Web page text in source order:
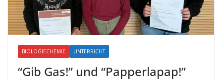
BIOLOGIECHEMIE UNTERRICHT
“Gib Gas!” und “Papperlapap!”